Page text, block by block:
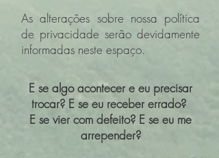
As alterações sobre nossa política
de privacidade serão devidamente
informadas neste espaço.
E se algo acontecer e eu precisar
trocar? E se eu receber errado?
E se vier com defeito? E se eu me
arrepender?